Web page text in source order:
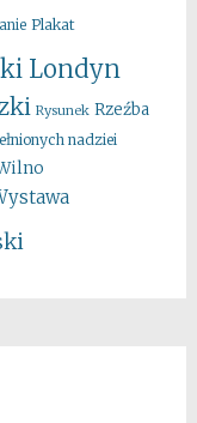
Plakat
Londyn
Rysunek Rzeźba
nadziei